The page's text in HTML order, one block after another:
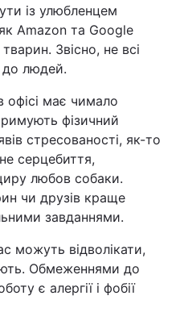
із улюбленцем
Amazon та Google
Звісно, не всі
до людей.
офісі має чимало
фізичний
стресованості, як-то
серцебиття,
любов собаки.
чи друзів краще
завданнями.
можуть відволікати,
Обмеженнями до
є алергії і фобії